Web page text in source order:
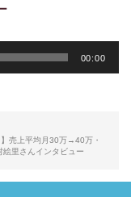
00:00
売上平均月30万→40万・
里さんインタビュー